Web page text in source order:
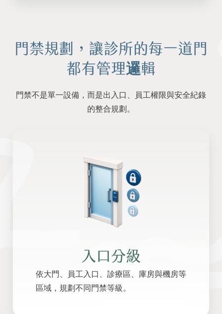
門禁規劃，讓診所的每一道門
都有管理邏輯
門禁不是單一設備，而是出入口、員工權限與安全紀錄
的整合規劃。
入口分級
依大門、員工入口、診療區、庫房與機房等
區域，規劃不同門禁等級。